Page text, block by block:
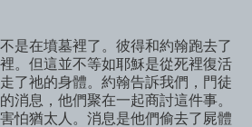
是在墳墓裡了。彼得和約翰跑去了
。但這並不等如耶穌是從死裡復活
了祂的身體。約翰告訴我們，門徒
消息，他們聚在一起商討這件事。
怕猶太人。消息是他們偷去了屍體